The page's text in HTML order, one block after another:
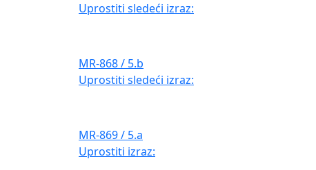
Uprostiti sledeći izraz:
MR-868 / 5.b
Uprostiti sledeći izraz:
MR-869 / 5.a
Uprostiti izraz: